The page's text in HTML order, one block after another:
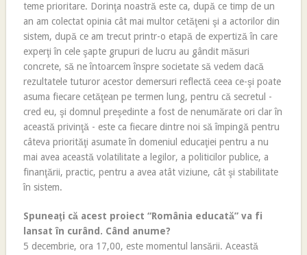
teme prioritare. Dorinţa noastră este ca, după ce timp de un
an am colectat opinia cât mai multor cetăţeni şi a actorilor din
sistem, după ce am trecut printr-o etapă de expertiză în care
experţi în cele şapte grupuri de lucru au gândit măsuri
concrete, să ne întoarcem înspre societate să vedem dacă
rezultatele tuturor acestor demersuri reflectă ceea ce-şi poate
asuma fiecare cetăţean pe termen lung, pentru că secretul -
cred eu, şi domnul preşedinte a fost de nenumărate ori clar în
această privinţă - este ca fiecare dintre noi să împingă pentru
câteva priorităţi asumate în domeniul educaţiei pentru a nu
mai avea această volatilitate a legilor, a politicilor publice, a
finanţării, practic, pentru a avea atât viziune, cât şi stabilitate
în sistem.
Spuneaţi că acest proiect “România educată” va fi
lansat în curând. Când anume?
5 decembrie, ora 17,00, este momentul lansării. Această